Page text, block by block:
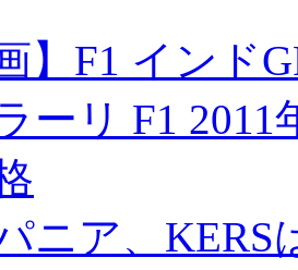
】F1 インド
ーリ F1
ニア、KERS